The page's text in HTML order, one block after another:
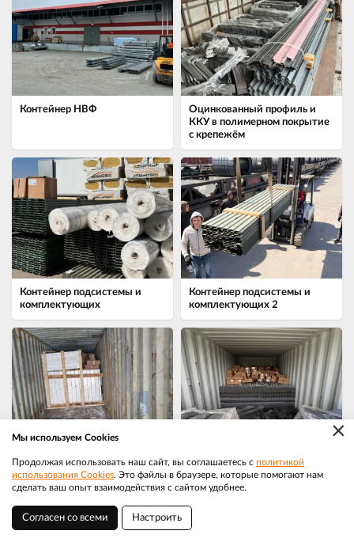
Контейнер НВФ
Оцинкованный профиль и
ККУ в полимерном покрытие
с крепежём
Контейнер подсистемы и
комплектующих
Контейнер подсистемы и
комплектующих 2
Контейнер подсистемы и
комплектующих 3
Контейнер подсистемы и
комплектующих 4
×
Мы используем Cookies
Продолжая использовать наш сайт, вы соглашаетесь с политикой
использования Cookies. Это файлы в браузере, которые помогают нам
сделать ваш опыт взаимодействия с сайтом удобнее.
Согласен со всеми Настроить